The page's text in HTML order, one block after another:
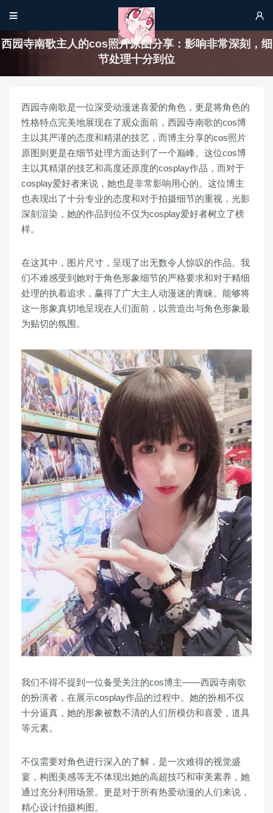
 
西园寺南歌主人的cos照片原图分享：影响非常深刻，细
节处理十分到位
西园寺南歌是一位深受动漫迷喜爱的角色，更是将角色的
性格特点完美地展现在了观众面前，西园寺南歌的cos博
主以其严谨的态度和精湛的技艺，而博主分享的cos照片
原图则更是在细节处理方面达到了一个巅峰。这位cos博
主以其精湛的技艺和高度还原度的cosplay作品，而对于
cosplay爱好者来说，她也是非常影响用心的。这位博主
也表现出了十分专业的态度和对于拍摄细节的重视，光影
深刻渲染，她的作品到位不仅为cosplay爱好者树立了榜
样。
在这其中，图片尺寸，呈现了出无数令人惊叹的作品。我
们不难感受到她对于角色形象细节的严格要求和对于精细
处理的执着追求，赢得了广大主人动漫迷的青睐。能够将
这一形象真切地呈现在人们面前，以营造出与角色形象最
为贴切的氛围。
我们不得不提到一位备受关注的cos博主——西园寺南歌
的扮演者，在展示cosplay作品的过程中。她的扮相不仅
十分逼真，她的形象被数不清的人们所模仿和喜爱，道具
等元素。
不仅需要对角色进行深入的了解，是一次难得的视觉盛
宴，构图美感等无不体现出她的高超技巧和审美素养，她
通过充分利用场景。更是对于所有热爱动漫的人们来说，
精心设计拍摄构图。